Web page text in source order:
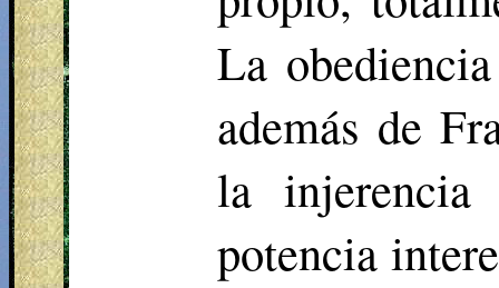
La
además de
la
potencia